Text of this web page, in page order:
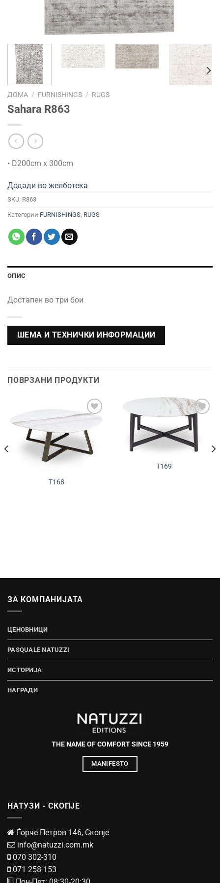
ДОМА / FURNISHINGS / RUGS
Sahara R863
• D200cm x 300cm
Додади во желботека
SKU: R863
Категории FURNISHINGS, RUGS
ОПИС
Достапен во три бои
ШЕМА И ТЕХНИЧКИ ИНФОРМАЦИИ
ПОВРЗАНИ ПРОДУКТИ
T168
Додади во
желботека
T169
ЗА КОМПАНИЈАТА
ЦЕНОВНИЦИ
PASQUALE NATUZZI
ИСТОРИЈА
НАГРАДИ
THE NAME OF COMFORT SINCE 1959
MANIFESTO
НАТУЗИ - СКОПЈЕ
Ѓорче Петров 146, Скопје
info@natuzzi.com.mk
070 302-310
071 258-153